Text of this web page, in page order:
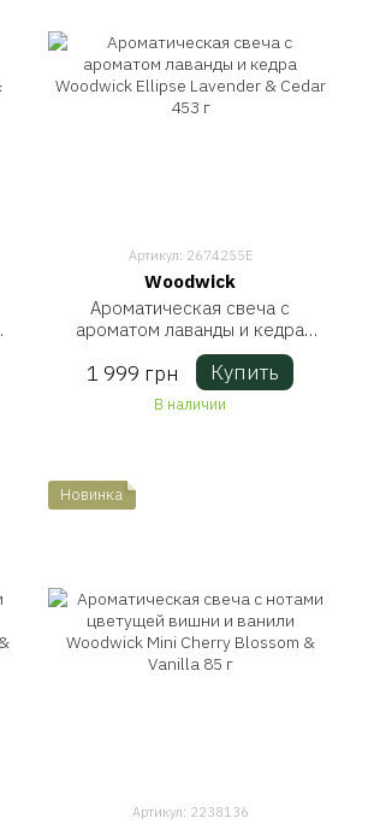
Артикул: 2674255E
Woodwick
Ароматическая свеча с
ароматом лаванды и кедра
Woodwick Ellipse Lavender &
Cedar 453 г
1 999 грн Купить
В наличии
Новинка
Артикул: 2238136